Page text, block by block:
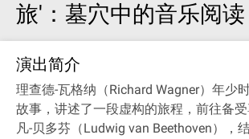
旅'：墓穴中的音乐阅读
演出简介
理查德-瓦格纳（Richard Wagner）年少
故事，讲述了一段虚构的旅程，前往备
凡-贝多芬（Ludwig van Beethoven），